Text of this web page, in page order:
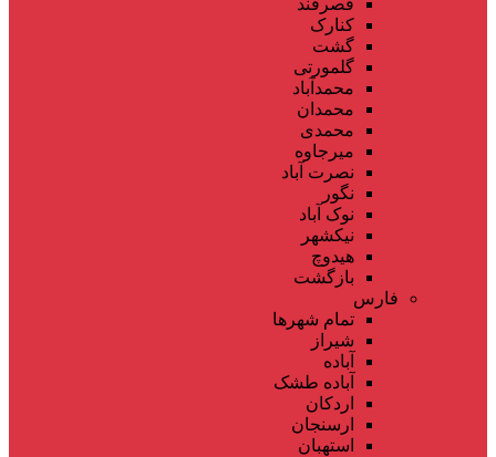
کنارک
گشت
گلمورتی
محمدآباد
محمدان
محمدی
میرجاوه
نصرت آباد
نگور
نوک آباد
نیکشهر
هیدوچ
بازگشت
فارس
تمام شهر‌ها
شیراز
آباده
آباده طشک
اردکان
ارسنجان
استهبان